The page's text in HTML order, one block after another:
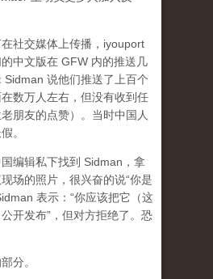
社交媒体上传播，iyouport
中文版在 GFW 内的推送几
Sidman 说他们推送了上百个
数万人左右，但没有收到任
朋友的点赞）。当时中国人
。
编辑私下找到 Sidman，拿
场的照片，很兴奋的说“你是
表示：“你应该把它（这
开发布”，但对方拒绝了。恐
分。